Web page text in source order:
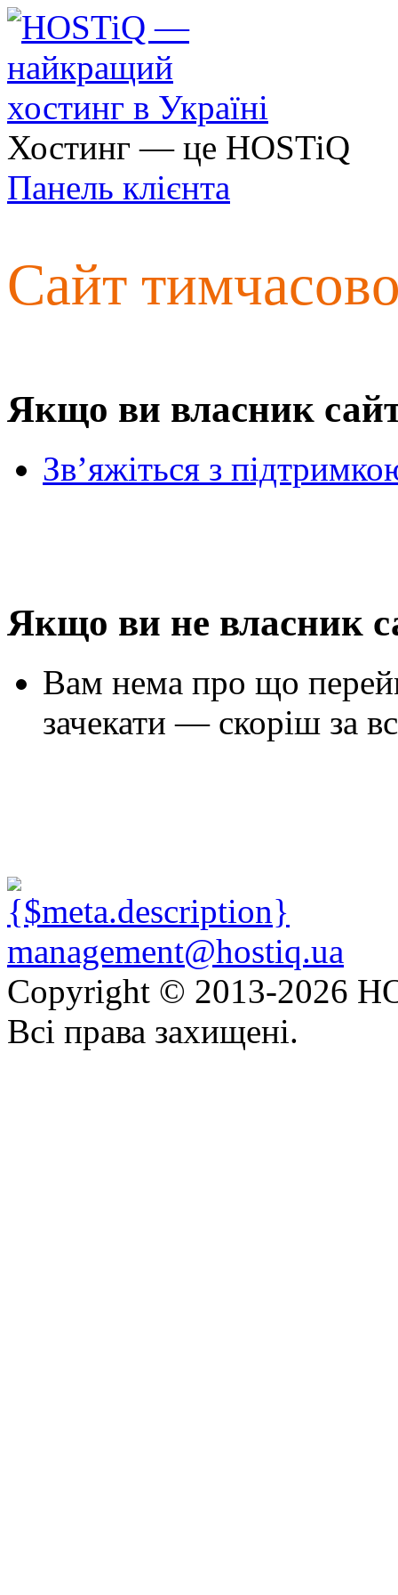
Хостинг — це HOSTiQ
Панель клієнта
Сайт
Якщо ви власник
Зв’яжіться з
Якщо ви не власник
Вам нема про що
зачекати — скоріш за
management@hostiq.ua
Copyright © 2013-2026
Всі права захищені.